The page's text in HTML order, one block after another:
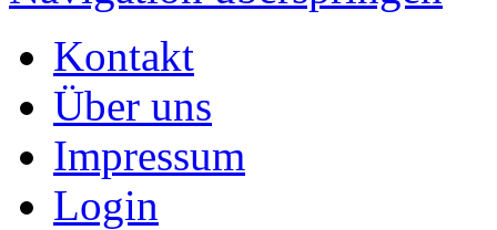
Kontakt
Über uns
Impressum
Login